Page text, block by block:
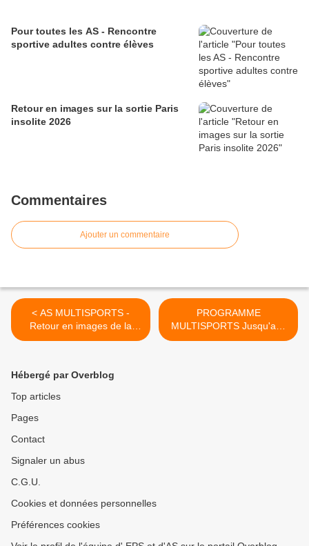
Pour toutes les AS - Rencontre
sportive adultes contre élèves
Retour en images sur la sortie Paris
insolite 2026
Commentaires
Ajouter un commentaire
< AS MULTISPORTS -
Retour en images de la
rencontre de badminton
PROGRAMME
MULTISPORTS Jusqu'aux
vacances de Pâques >
Hébergé par Overblog
Top articles
Pages
Contact
Signaler un abus
C.G.U.
Cookies et données personnelles
Préférences cookies